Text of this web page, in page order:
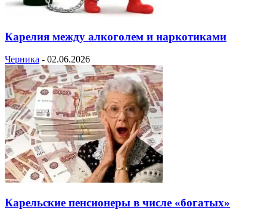
Карелия между алкоголем и наркотиками
Черника - 02.06.2026
Карельские пенсионеры в числе «богатых»